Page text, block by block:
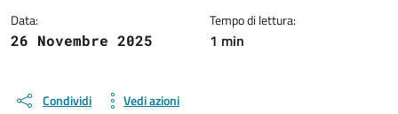
Data:
26 Novembre 2025
Tempo di lettura:
1 min
Condividi Vedi azioni